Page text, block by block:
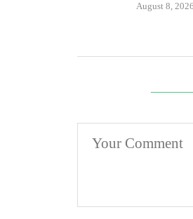
August 8, 2026